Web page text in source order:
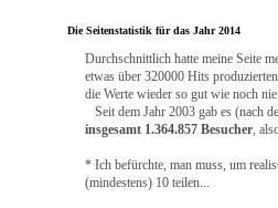
Die Seitenstatistik für das Jahr 2014
Durchschnittlich hatte meine Seite
etwas über 320000 Hits
die Werte wieder so gut wie noch
Seit dem Jahr 2003 gab es (nach
insgesamt 1.364.857 Besucher,
* Ich befürchte, man muss, um
(mindestens) 10 teilen...